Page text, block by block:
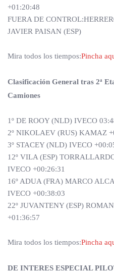
+01:20:48
FUERA DE
JAVIER PAISAN (ESP)
Mira todos los tiempos:Pincha
Clasificación General tras 2ª
Camiones
1º DE ROOY (NLD) IVECO
2º NIKOLAEV (RUS) KAMAZ
3º STACEY (NLD) IVECO
12º VILA (ESP)
IVECO +00:26:31
16º ADUA (FRA) MARCO
IVECO +00:38:03
22º JUVANTENY (ESP)
+01:36:57
Mira todos los tiempos:Pincha
DE INTERES ESPECIAL